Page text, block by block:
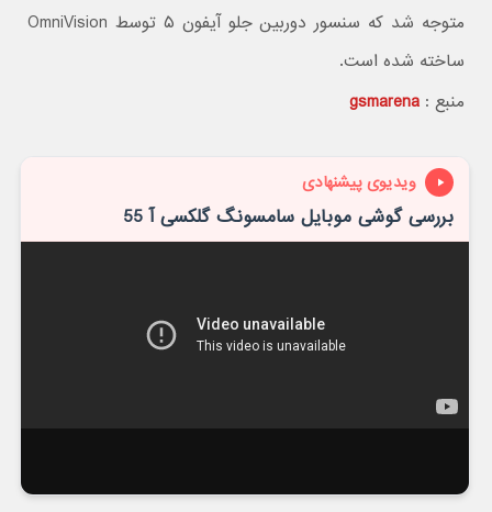
متوجه شد که سنسور دوربین جلو آیفون ۵ توسط OmniVision
ساخته شده است.
منبع :gsmarena
ویدیوی پیشنهادی
بررسی گوشی موبایل سامسونگ گلکسی آ 55